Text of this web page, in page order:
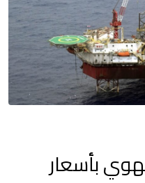
بأسعار